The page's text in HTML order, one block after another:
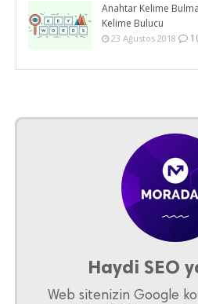
Anahtar Kelime
Kelime Bulucu
23 Ağustos 2018
Haydi SEO
Web sitenizin Google